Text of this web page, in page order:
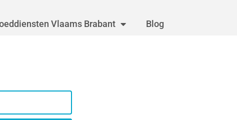
Vlaams Brabant Blog